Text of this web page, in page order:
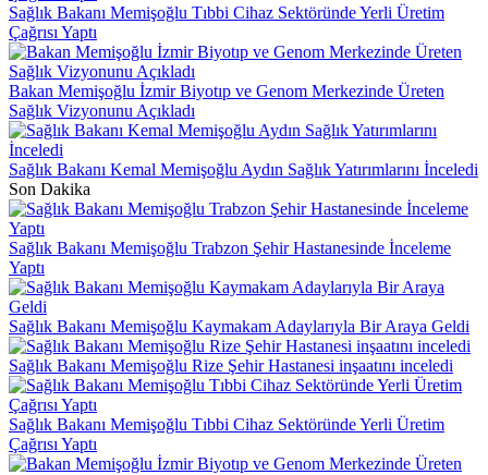
Sağlık Bakanı Memişoğlu Tıbbi Cihaz Sektöründe Yerli Üretim
Çağrısı Yaptı
Bakan Memişoğlu İzmir Biyotıp ve Genom Merkezinde Üreten
Sağlık Vizyonunu Açıkladı
Sağlık Bakanı Kemal Memişoğlu Aydın Sağlık Yatırımlarını İnceledi
Son Dakika
Sağlık Bakanı Memişoğlu Trabzon Şehir Hastanesinde İnceleme
Yaptı
Sağlık Bakanı Memişoğlu Kaymakam Adaylarıyla Bir Araya Geldi
Sağlık Bakanı Memişoğlu Rize Şehir Hastanesi inşaatını inceledi
Sağlık Bakanı Memişoğlu Tıbbi Cihaz Sektöründe Yerli Üretim
Çağrısı Yaptı